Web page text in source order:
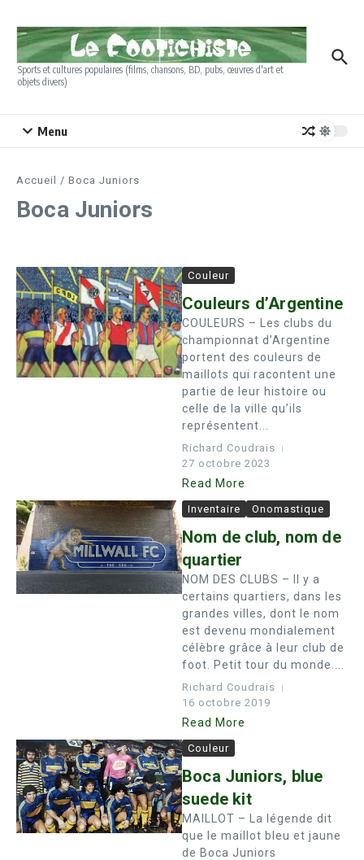
Sports et cultures populaires (films, chansons, BD, pubs, œuvres d'art et
objets divers)
Menu
Accueil / Boca Juniors
Boca Juniors
Couleur
Couleurs d’Argentine
COULEURS – Les clubs du
championnat d’Argentine
portent des couleurs de
maillots qui racontent une
partie de leur histoire ou
celle de la ville qu’ils
représentent...
Richard Coudrais
27 octobre 2023
Read More
Inventaire Onomastique
Nom de club, nom de
quartier
NOM DES CLUBS – Il y a
certains quartiers, dans les
grandes villes, dont le nom
est devenu mondialement
célèbre grâce à leur club de
foot. Petit tour du monde....
Richard Coudrais
16 octobre 2019
Read More
Couleur
Boca Juniors, blue
suede kit
MAILLOT – La légende dit
que le maillot bleu et jaune
de Boca Juniors